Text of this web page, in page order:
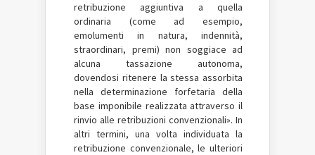
retribuzione aggiuntiva a quella
ordinaria (come ad esempio,
emolumenti in natura, indennità,
straordinari, premi) non soggiace ad
alcuna tassazione autonoma,
dovendosi ritenere la stessa assorbita
nella determinazione forfetaria della
base imponibile realizzata attraverso il
rinvio alle retribuzioni convenzionali». In
altri termini, una volta individuata la
retribuzione convenzionale, le ulteriori